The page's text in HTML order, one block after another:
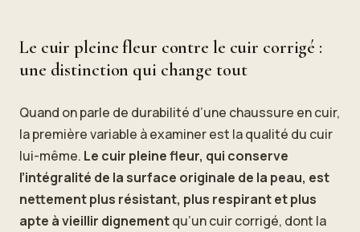
Le cuir pleine fleur contre le cuir corrigé :
une distinction qui change tout
Quand on parle de durabilité d’une chaussure en cuir,
la première variable à examiner est la qualité du cuir
lui-même. Le cuir pleine fleur, qui conserve
l’intégralité de la surface originale de la peau, est
nettement plus résistant, plus respirant et plus
apte à vieillir dignementqu’un cuir corrigé, dont la